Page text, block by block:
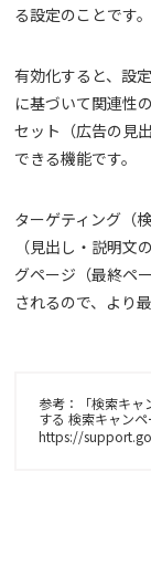
る設定のことです。
有効化すると、設
に基づいて関連性
セット（広告の見
できる機能です。
ターゲティング（
（見出し・説明
グページ（最終ペ
されるので、より
参考：「検索キャ
する 検索キャンペ
https://